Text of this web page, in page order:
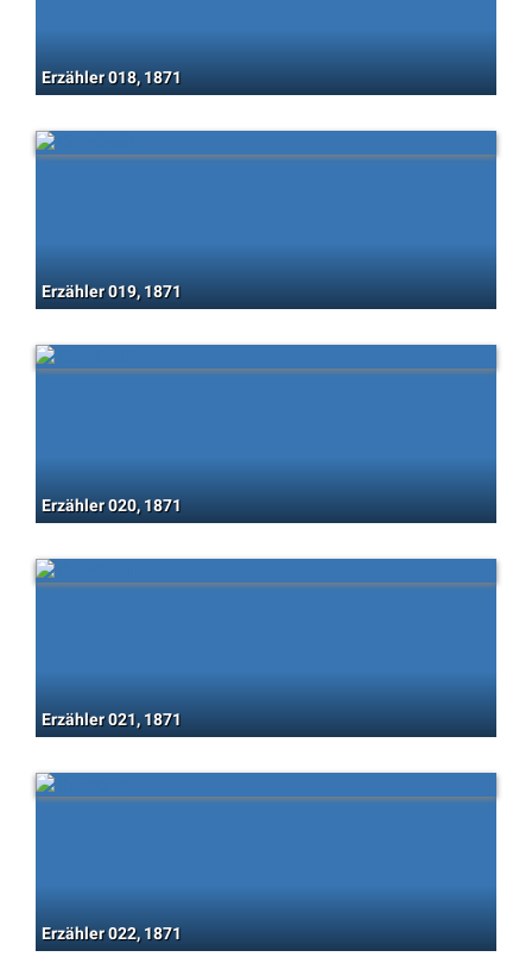
Erzähler 018, 1871
Erzähler 019, 1871
Erzähler 020, 1871
Erzähler 021, 1871
Erzähler 022, 1871